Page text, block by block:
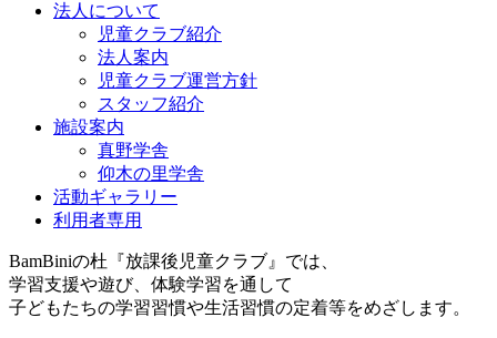
法人について
児童クラブ紹介
法人案内
児童クラブ運営方針
スタッフ紹介
施設案内
真野学舎
仰木の里学舎
活動ギャラリー
利用者専用
BamBiniの杜『放課後児童クラブ』では、
学習支援や遊び、体験学習を通して
子どもたちの学習習慣や生活習慣の定着等をめざします。